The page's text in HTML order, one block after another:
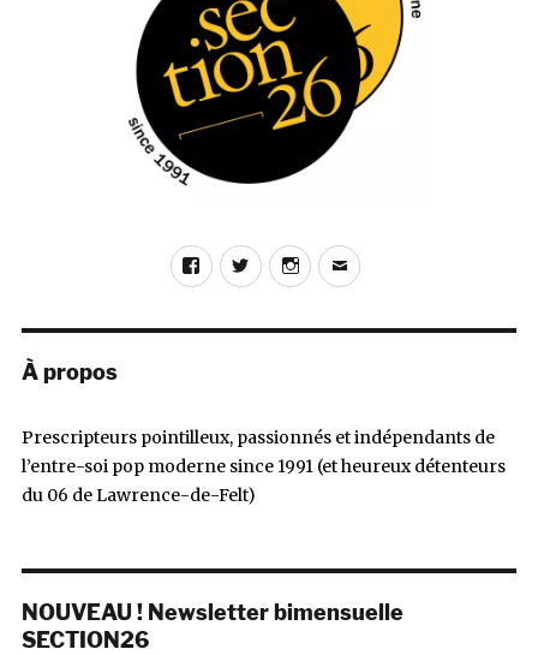
FacebookTwitterInstagram
E-
À propos
Prescripteurs pointilleux, passionnés et indépendants de
l’entre-soi pop moderne since 1991 (et heureux détenteurs
du 06 de Lawrence-de-Felt)
NOUVEAU ! Newsletter bimensuelle
SECTION26